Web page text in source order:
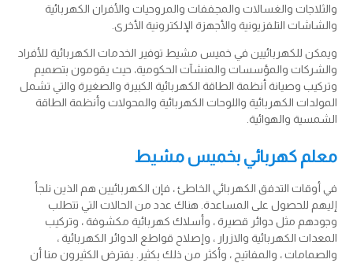
والثلاجات والغسالات والمجففات والمروحيات والأفران الكهربائية
والشاشات التلفزيونية والأجهزة الإلكترونية الأخرى.
ويمكن للكهربائيين في خميس مشيط توفير الخدمات الكهربائية للأفراد
والشركات والمؤسسات والمنشآت الحكومية، حيث يقومون بتصميم
وتركيب وصيانة أنظمة الطاقة الكهربائية الكبيرة والصغيرة والتي تشمل
المولدات الكهربائية واللوحات الكهربائية والمحولات وأنظمة الطاقة
الشمسية والهوائية.
معلم كهربائي بخميس مشيط
في أوقات التدفق الكهربائي الخاطئ ، فإن الكهربائيين هم الذين نلجأ
إليهم للحصول على المساعدة. هناك عدد من الحالات التي تتطلب
وجودهم مثل دوائر قصيرة ، وأسلاك كهربائية مكشوفة ، وتركيب
المعدات الكهربائية والازرار ، وإصلاح قواطع الدوائر الكهربائية ،
والصمامات ، والمفاتيح ، وأكثر من ذلك بكثير. يفترض الكثيرون منا أن